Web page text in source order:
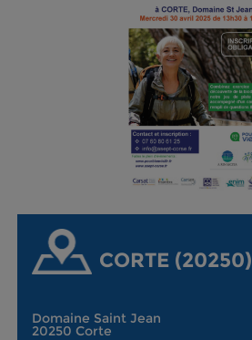
CORTE (20250)
Domaine Saint Jean
20250 Corte